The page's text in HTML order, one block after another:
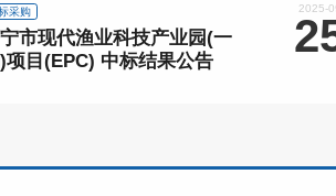
采购
市现代渔业科技产业园(一
项目(EPC) 中标结果公告
2025-